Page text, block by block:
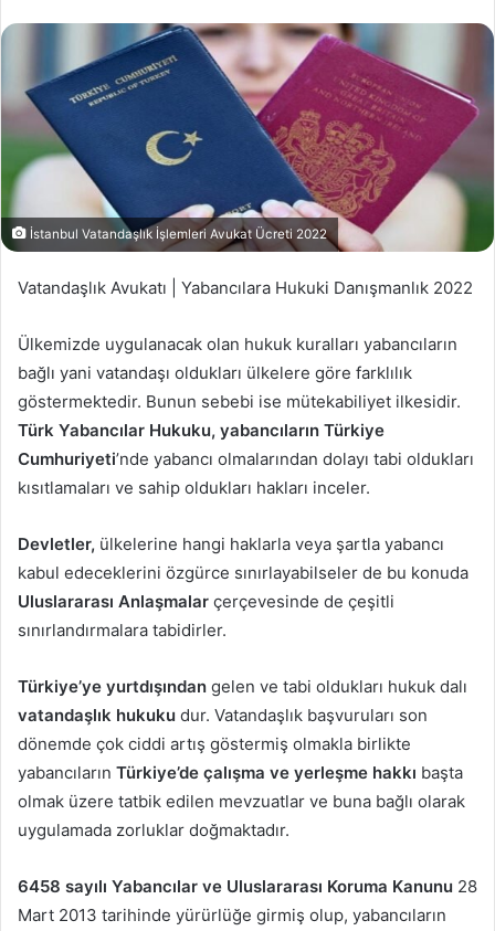
İstanbul Vatandaşlık İşlemleri Avukat Ücreti 2022
Vatandaşlık Avukatı | Yabancılara Hukuki Danışmanlık 2022
Ülkemizde uygulanacak olan hukuk kuralları yabancıların
bağlı yani vatandaşı oldukları ülkelere göre farklılık
göstermektedir. Bunun sebebi ise mütekabiliyet ilkesidir.
Türk Yabancılar Hukuku, yabancıların Türkiye
Cumhuriyeti’nde yabancı olmalarından dolayı tabi oldukları
kısıtlamaları ve sahip oldukları hakları inceler.
Devletler, ülkelerine hangi haklarla veya şartla yabancı
kabul edeceklerini özgürce sınırlayabilseler de bu konuda
Uluslararası Anlaşmalar çerçevesinde de çeşitli
sınırlandırmalara tabidirler.
Türkiye’ye yurtdışından gelen ve tabi oldukları hukuk dalı
vatandaşlık hukuku dur. Vatandaşlık başvuruları son
dönemde çok ciddi artış göstermiş olmakla birlikte
yabancıların Türkiye’de çalışma ve yerleşme hakkı başta
olmak üzere tatbik edilen mevzuatlar ve buna bağlı olarak
uygulamada zorluklar doğmaktadır.
6458 sayılı Yabancılar ve Uluslararası Koruma Kanunu 28
Mart 2013 tarihinde yürürlüğe girmiş olup, yabancıların